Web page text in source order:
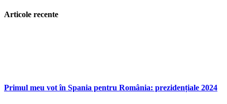
Articole recente
Primul meu vot în Spania pentru România: prezidențiale 2024